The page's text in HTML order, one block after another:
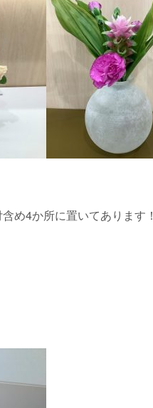
め4か所に置いてあります！